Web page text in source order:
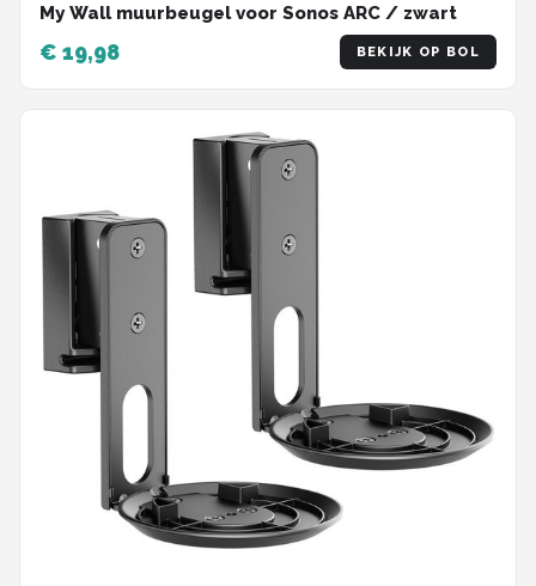
My Wall muurbeugel voor Sonos ARC / zwart
€ 19,98 BEKIJK OP BOL